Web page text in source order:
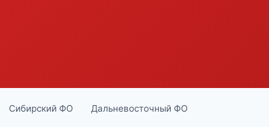
Сибирский ФО Дальневосточный ФО